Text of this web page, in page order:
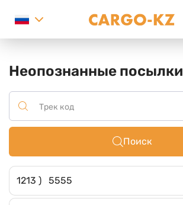
Неопознанные посылки
Поиск
1213 ) 5555